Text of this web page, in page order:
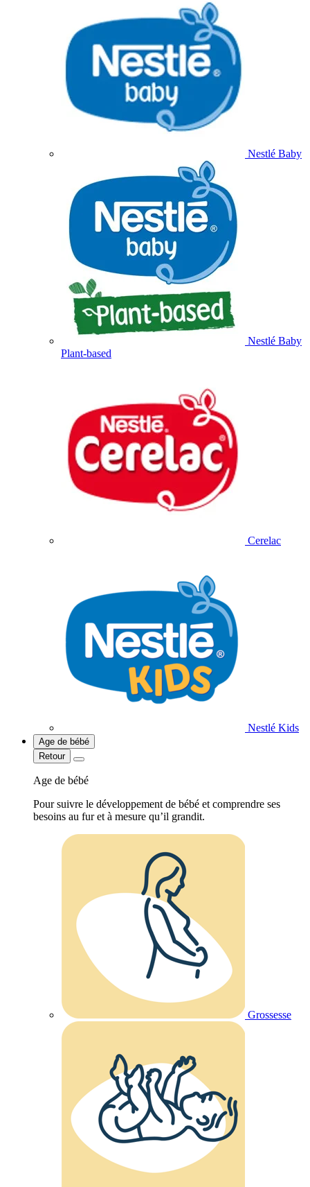
Nestlé Baby
Nestlé Baby
Plant-based
Cerelac
Nestlé Kids
Age de bébé
Retour
Age de bébé
Pour suivre le développement de bébé et comprendre ses
besoins au fur et à mesure qu’il grandit.
Grossesse